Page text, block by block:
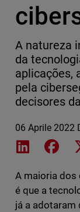
A natureza
da
aplicações,
pela
decisores
06 Aprile 2022
Share on
A maioria dos
é que a
já a adotaram